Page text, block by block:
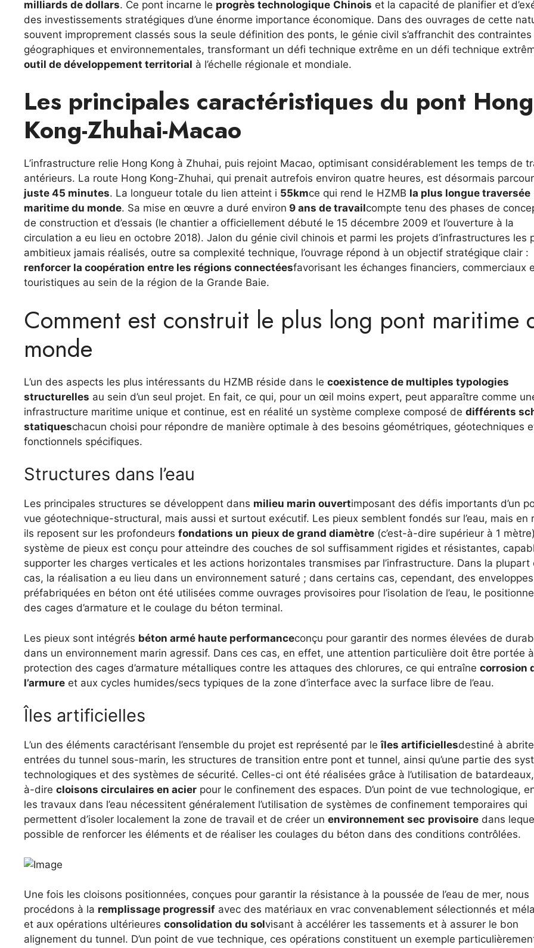
milliards de dollars. Ce pont incarne le progrès technologique Chinois et la capacité de planifier et
des investissements stratégiques d’une énorme importance économique. Dans des ouvrages de cette
souvent improprement classés sous la seule définition des ponts, le génie civil s’affranchit des contraintes
géographiques et environnementales, transformant un défi technique extrême en un défi technique
outil de développement territorial à l’échelle régionale et mondiale.
Les principales caractéristiques du pont Hong
Kong-Zhuhai-Macao
L’infrastructure relie Hong Kong à Zhuhai, puis rejoint Macao, optimisant considérablement les temps de
antérieurs. La route Hong Kong-Zhuhai, qui prenait autrefois environ quatre heures, est désormais
juste 45 minutes. La longueur totale du lien atteint i 55kmce qui rend le HZMB la plus longue traversée
maritime du monde. Sa mise en œuvre a duré environ 9 ans de travailcompte tenu des phases de
de construction et d’essais (le chantier a officiellement débuté le 15 décembre 2009 et l’ouverture à la
circulation a eu lieu en octobre 2018). Jalon du génie civil chinois et parmi les projets d’infrastructures les
ambitieux jamais réalisés, outre sa complexité technique, l’ouvrage répond à un objectif stratégique clair :
renforcer la coopération entre les régions connectéesfavorisant les échanges financiers, commerciaux
touristiques au sein de la région de la Grande Baie.
Comment est construit le plus long pont maritime
monde
L’un des aspects les plus intéressants du HZMB réside dans le coexistence de multiples typologies
structurelles au sein d’un seul projet. En fait, ce qui, pour un œil moins expert, peut apparaître comme
infrastructure maritime unique et continue, est en réalité un système complexe composé de différents
statiqueschacun choisi pour répondre de manière optimale à des besoins géométriques, géotechniques
fonctionnels spécifiques.
Structures dans l’eau
Les principales structures se développent dans milieu marin ouvertimposant des défis importants d’un
vue géotechnique-structural, mais aussi et surtout exécutif. Les pieux semblent fondés sur l’eau, mais en
ils reposent sur les profondeurs fondations un pieux de grand diamètre (c’est-à-dire supérieur à 1
système de pieux est conçu pour atteindre des couches de sol suffisamment rigides et résistantes,
supporter les charges verticales et les actions horizontales transmises par l’infrastructure. Dans la plupart
cas, la réalisation a eu lieu dans un environnement saturé ; dans certains cas, cependant, des enveloppes
préfabriquées en béton ont été utilisées comme ouvrages provisoires pour l’isolation de l’eau, le
des cages d’armature et le coulage du béton terminal.
Les pieux sont intégrés béton armé haute performanceconçu pour garantir des normes élevées de
dans un environnement marin agressif. Dans ces cas, en effet, une attention particulière doit être portée
protection des cages d’armature métalliques contre les attaques des chlorures, ce qui entraîne corrosion
l’armure et aux cycles humides/secs typiques de la zone d’interface avec la surface libre de l’eau.
Îles artificielles
L’un des éléments caractérisant l’ensemble du projet est représenté par leîles artificiellesdestiné à
entrées du tunnel sous-marin, les structures de transition entre pont et tunnel, ainsi qu’une partie des
technologiques et des systèmes de sécurité. Celles-ci ont été réalisées grâce à l’utilisation de batardeaux,
à-dire cloisons circulaires en acier pour le confinement des espaces. D’un point de vue technologique,
les travaux dans l’eau nécessitent généralement l’utilisation de systèmes de confinement temporaires qui
permettent d’isoler localement la zone de travail et de créer un environnement sec provisoire dans
possible de renforcer les éléments et de réaliser les coulages du béton dans des conditions contrôlées.
Une fois les cloisons positionnées, conçues pour garantir la résistance à la poussée de l’eau de mer, nous
procédons à la remplissage progressif avec des matériaux en vrac convenablement sélectionnés et
et aux opérations ultérieures consolidation du solvisant à accélérer les tassements et à assurer le bon
alignement du tunnel. D’un point de vue technique, ces opérations constituent un exemple